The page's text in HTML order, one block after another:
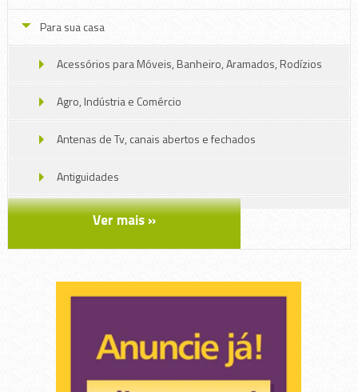
Para sua casa
Acessórios para Móveis, Banheiro, Aramados, Rodízios
Agro, Indústria e Comércio
Antenas de Tv, canais abertos e fechados
Antiguidades
Ar condicionado, aquecedores e umidificadores
Arte e Artesanato
Ferragens e Ferramentas
Ver mais »